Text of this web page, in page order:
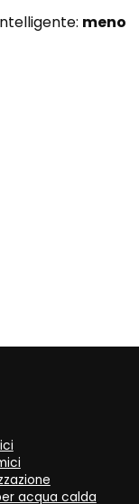
meno
acqua calda